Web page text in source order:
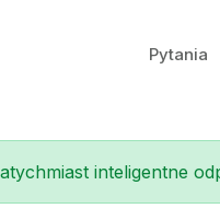
Pytania
inteligentne